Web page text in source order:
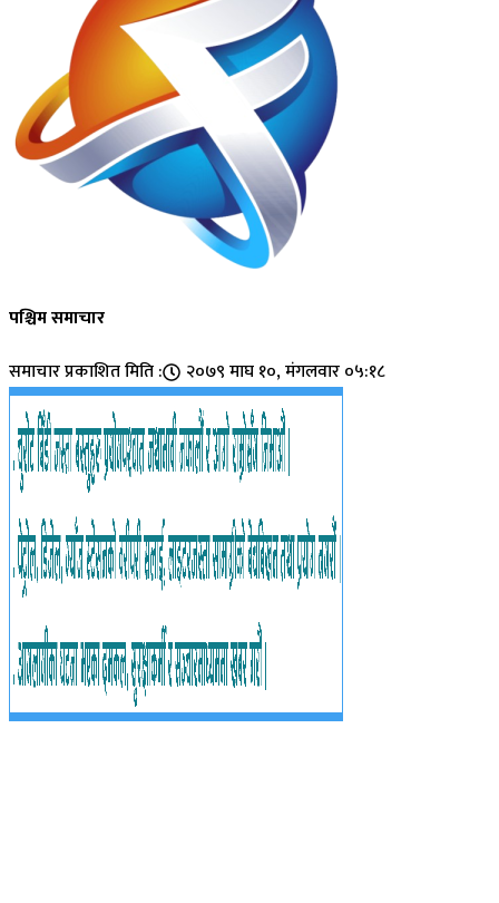
पश्चिम समाचार
समाचार प्रकाशित मिति :
२०७९ माघ १०, मंगलवार ०५:१८